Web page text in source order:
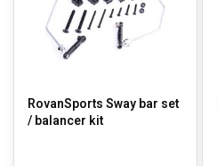
RovanSports Sway bar set
/ balancer kit